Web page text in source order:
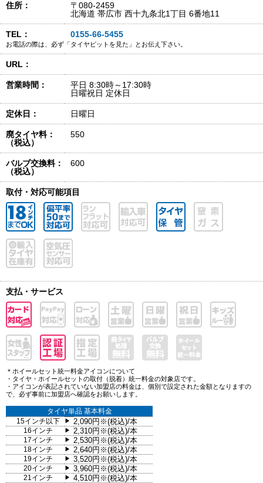
住所：
〒080-2459
北海道 帯広市 西十九条北1丁目 6番地11
TEL： 0155-66-5455
お電話の際は、必ず「タイヤピットを見た」とお伝え下さい。
URL：
営業時間：
平日 8:30時～17:30時
日曜祝日 定休日
定休日： 日曜日
廃タイヤ料：
（税込）
550
バルブ交換料：
（税込）
600
取付・対応可能項目
支払・サービス
＊ホイールセット統一料金アイコンについて
・タイヤ・ホイールセットの取付（脱着）統一料金の対象店です。
・アイコンが表記されていない加盟店の料金は、個別で設定された金額となりますの
で、必ず事前に加盟店へ確認をお願いします。
タイヤ単品 基本料金
15インチ以下
▶ 2,090円※(税込)/本
16インチ ▶ 2,310円※(税込)/本
17インチ ▶ 2,530円※(税込)/本
18インチ ▶ 2,640円※(税込)/本
19インチ ▶ 3,520円※(税込)/本
20インチ ▶ 3,960円※(税込)/本
21インチ ▶ 4,510円※(税込)/本